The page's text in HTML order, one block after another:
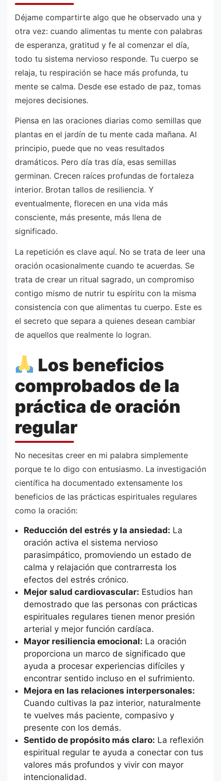
Déjame compartirte algo que he observado una y
otra vez: cuando alimentas tu mente con palabras
de esperanza, gratitud y fe al comenzar el día,
todo tu sistema nervioso responde. Tu cuerpo se
relaja, tu respiración se hace más profunda, tu
mente se calma. Desde ese estado de paz, tomas
mejores decisiones.
Piensa en las oraciones diarias como semillas que
plantas en el jardín de tu mente cada mañana. Al
principio, puede que no veas resultados
dramáticos. Pero día tras día, esas semillas
germinan. Crecen raíces profundas de fortaleza
interior. Brotan tallos de resiliencia. Y
eventualmente, florecen en una vida más
consciente, más presente, más llena de
significado.
La repetición es clave aquí. No se trata de leer una
oración ocasionalmente cuando te acuerdas. Se
trata de crear un ritual sagrado, un compromiso
contigo mismo de nutrir tu espíritu con la misma
consistencia con que alimentas tu cuerpo. Este es
el secreto que separa a quienes desean cambiar
de aquellos que realmente lo logran.
Los beneficios
comprobados de la
práctica de oración
regular
No necesitas creer en mi palabra simplemente
porque te lo digo con entusiasmo. La investigación
científica ha documentado extensamente los
beneficios de las prácticas espirituales regulares
como la oración:
Reducción del estrés y la ansiedad: La
oración activa el sistema nervioso
parasimpático, promoviendo un estado de
calma y relajación que contrarresta los
efectos del estrés crónico.
Mejor salud cardiovascular: Estudios han
demostrado que las personas con prácticas
espirituales regulares tienen menor presión
arterial y mejor función cardíaca.
Mayor resiliencia emocional: La oración
proporciona un marco de significado que
ayuda a procesar experiencias difíciles y
encontrar sentido incluso en el sufrimiento.
Mejora en las relaciones interpersonales:
Cuando cultivas la paz interior, naturalmente
te vuelves más paciente, compasivo y
presente con los demás.
Sentido de propósito más claro: La reflexión
espiritual regular te ayuda a conectar con tus
valores más profundos y vivir con mayor
intencionalidad.